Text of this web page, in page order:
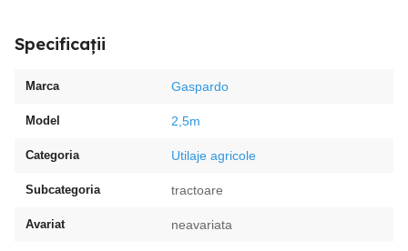
Specificații
Marca Gaspardo
Model 2,5m
Categoria Utilaje agricole
Subcategoria tractoare
Avariat neavariata